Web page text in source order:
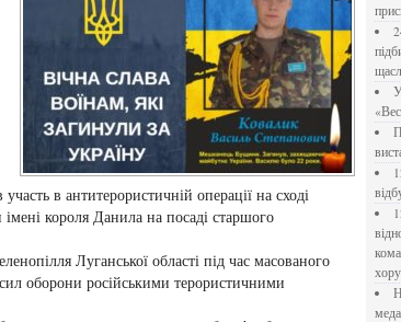
в антитерористичній операції на сході
короля Данила на посаді старшого
Луганської області під час масованого
оборони російськими терористичними